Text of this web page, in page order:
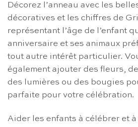
Décorez l’anneau avec les
décoratives et les chiffres de
représentant l’âge de l’enfant
anniversaire et ses animaux
tout autre intérêt particulier.
également ajouter des fleurs,
des lumières ou des bougies
parfaite pour votre célébration.
Aider les enfants à célébrer et